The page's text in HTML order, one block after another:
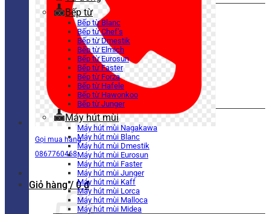
Gọi mua hàng
0867760468
Giỏ hàng / 0₫
Bếp từ
Bếp từ Blanc
Bếp từ Chef’s
Bếp từ Dmestik
Bếp từ Elmich
Bếp từ Eurosun
Bếp từ Faster
Bếp từ Forza
Bếp từ Hafele
Bếp từ Hawonkoo
Bếp từ Junger
Máy hút mùi
Máy hút mùi Nagakawa
Máy hút mùi Blanc
Máy hút mùi Dmestik
Máy hút mùi Eurosun
Máy hút mùi Faster
Máy hút mùi Junger
Máy hút mùi Kaff
Máy hút mùi Lorca
Máy hút mùi Malloca
Máy hút mùi Midea